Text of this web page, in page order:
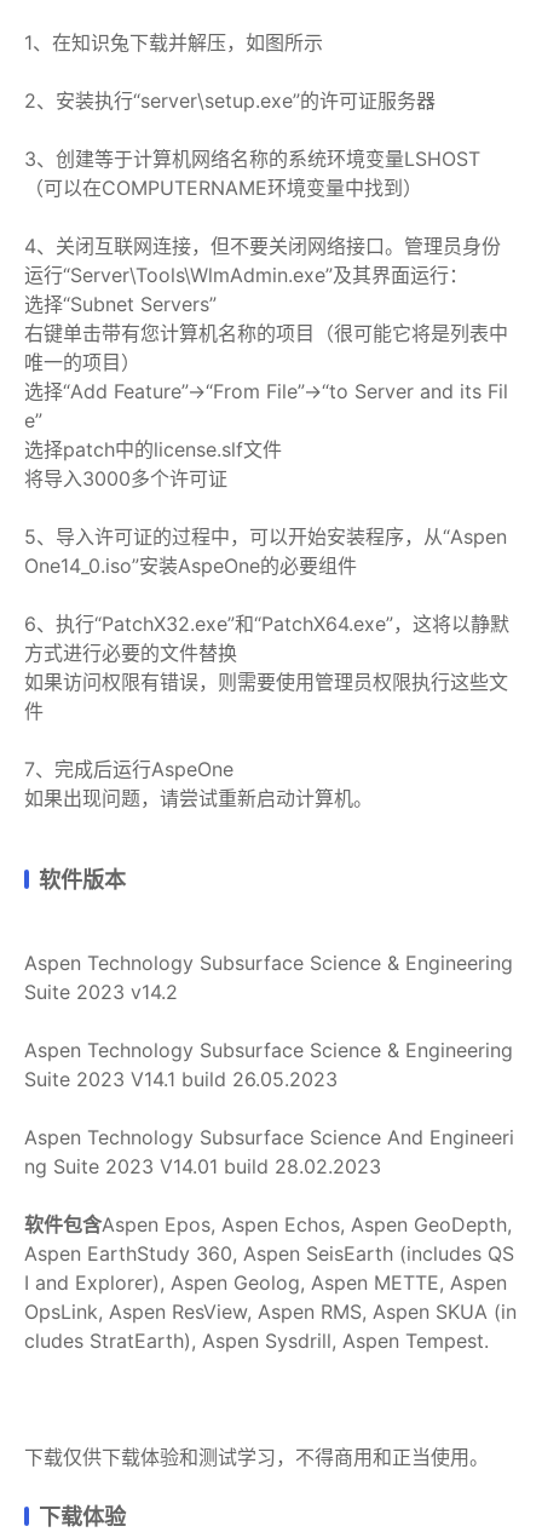
1、在知识兔下载并解压，如图所示
2、安装执行“server\setup.exe”的许可证服务器
3、创建等于计算机网络名称的系统环境变量LSHOST
（可以在COMPUTERNAME环境变量中找到）
4、关闭互联网连接，但不要关闭网络接口。管理员身份
运行“Server\Tools\WlmAdmin.exe”及其界面运行：
选择“Subnet Servers”
右键单击带有您计算机名称的项目（很可能它将是列表中
唯一的项目）
选择“Add Feature”->“From File”->“to Server and its Fil
e”
选择patch中的license.slf文件
将导入3000多个许可证
5、导入许可证的过程中，可以开始安装程序，从“Aspen
One14_0.iso”安装AspeOne的必要组件
6、执行“PatchX32.exe”和“PatchX64.exe”，这将以静默
方式进行必要的文件替换
如果访问权限有错误，则需要使用管理员权限执行这些文
件
7、完成后运行AspeOne
如果出现问题，请尝试重新启动计算机。
软件版本
Aspen Technology Subsurface Science & Engineering
Suite 2023 v14.2
Aspen Technology Subsurface Science & Engineering
Suite 2023 V14.1 build 26.05.2023
Aspen Technology Subsurface Science And Engineeri
ng Suite 2023 V14.01 build 28.02.2023
软件包含Aspen Epos, Aspen Echos, Aspen GeoDepth,
Aspen EarthStudy 360, Aspen SeisEarth (includes QS
I and Explorer), Aspen Geolog, Aspen METTE, Aspen
OpsLink, Aspen ResView, Aspen RMS, Aspen SKUA (in
cludes StratEarth), Aspen Sysdrill, Aspen Tempest.
下载仅供下载体验和测试学习，不得商用和正当使用。
下载体验